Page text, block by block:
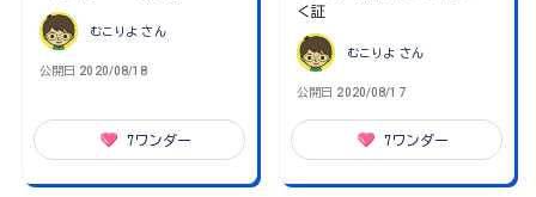
むこりよ さん
公開日 2020/08/18
7ワンダー
く証
むこりよ さん
公開日 2020/08/17
7ワンダー